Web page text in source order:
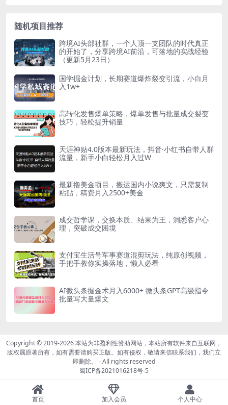
随机项目推荐
跨境AI头部社群，一个人顶一支团队的时代真正
的开始了，分享跨境AI前沿，可落地的实战经验
（更新5月23日）
国学掘金计划，长期赛道爆炸裂变引流，小白月
入1w+
高转化发售爆单策略，爆单发售与批量成交裂变
技巧，轻松提升销量
天涯神贴4.0版本最新玩法，抖音·小红书自带人群
流量，新手小白轻松月入过W
最新撸美金项目，搬运国内小说爽文，只需复制
粘贴，稿费月入2500+美金
成交哲学课，交换本质、结果为王，洞悉客户心
理，突破成交困境
支付宝生活号军事赛道混剪玩法，纯原创视频，
手把手教你实操落地，懒人必看
AI微头条掘金术月入6000+ 微头条GPT高级指令
批量写大量爆文
Copyright © 2019-2026本站为非盈利性赞助网站，本站所有软件来自互联网，
版权属原著所有，如有需要请购买正版。如有侵权，敬请来信联系我们，我们立
即删除。
- All rights reserved
蜀ICP备2021016218号-5
首页 加入会员 个人中心